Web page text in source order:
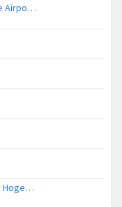
Lifeliner 2 naar Rotterdam The Hague Airport, Vijf Eikenweg
Lifeliner 3 naar Vliegbasis Volkel, van Hogendorpstraat